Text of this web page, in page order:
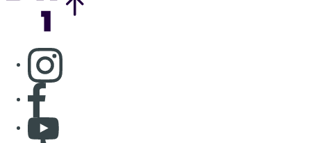
Consulter page Instagram
Consulter page Facebook
Consulter Youtube